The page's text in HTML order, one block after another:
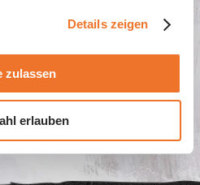
Details zeigen
zulassen
erlauben
anzeigen